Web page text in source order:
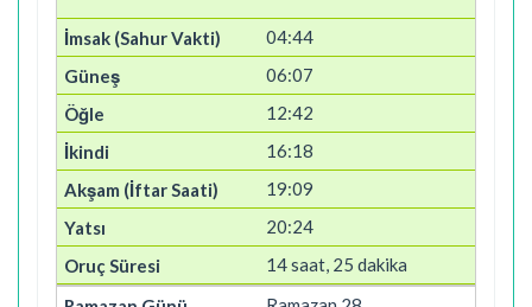
04:44
06:07
12:42
16:18
19:09
20:24
14 saat, 25 dakika